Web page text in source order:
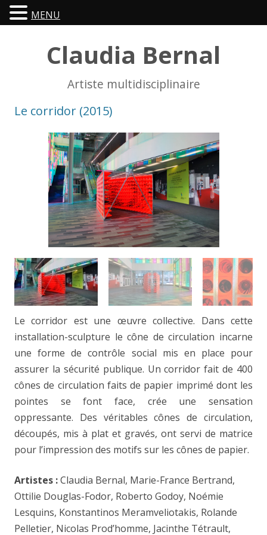
Claudia Bernal
Artiste multidisciplinaire
Le corridor (2015)
Le corridor est une œuvre collective. Dans cette
installation-sculpture le cône de circulation incarne
une forme de contrôle social mis en place pour
assurer la sécurité publique. Un corridor fait de 400
cônes de circulation faits de papier imprimé dont les
pointes se font face, crée une sensation
oppressante. Des véritables cônes de circulation,
découpés, mis à plat et gravés, ont servi de matrice
pour l’impression des motifs sur les cônes de papier.
Artistes :Claudia Bernal, Marie-France Bertrand,
Ottilie Douglas-Fodor, Roberto Godoy, Noémie
Lesquins, Konstantinos Meramveliotakis, Rolande
Pelletier, Nicolas Prod’homme, Jacinthe Tétrault,
MENU